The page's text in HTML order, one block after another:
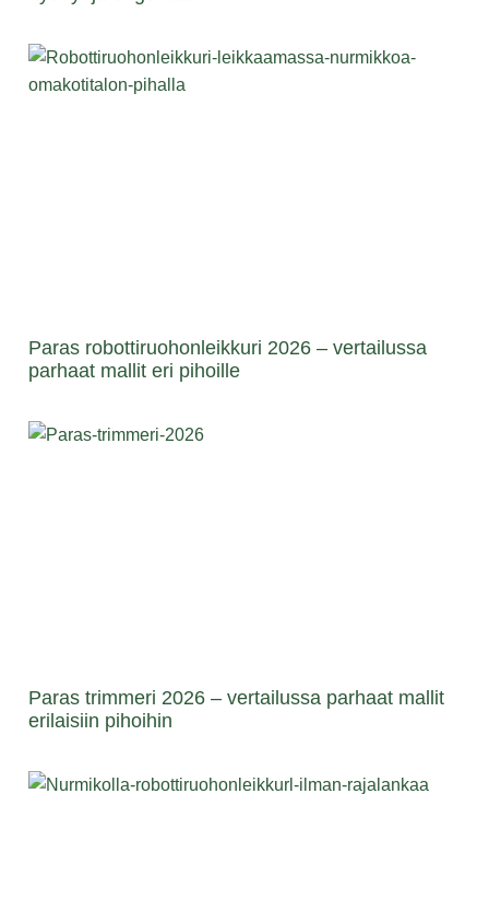
Paras robottiruohonleikkuri 2026 – vertailussa
parhaat mallit eri pihoille
Paras trimmeri 2026 – vertailussa parhaat mallit
erilaisiin pihoihin